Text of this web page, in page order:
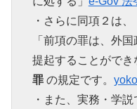
・さらに同項２は、
「前項の罪は、外
提起することがで
罪の規定です。
・また、実務・学